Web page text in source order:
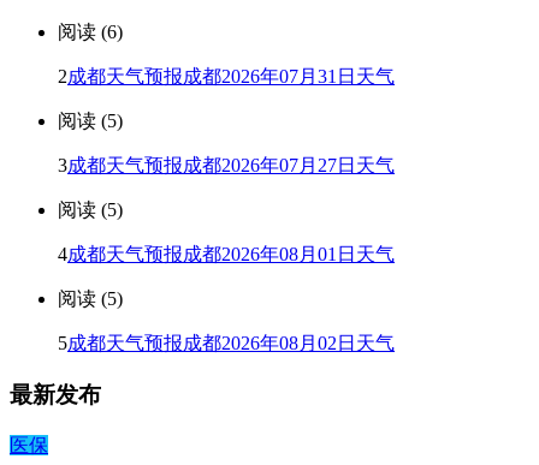
阅读 (6)
2成都天气预报成都2026年07月31日天气
阅读 (5)
3成都天气预报成都2026年07月27日天气
阅读 (5)
4成都天气预报成都2026年08月01日天气
阅读 (5)
5成都天气预报成都2026年08月02日天气
最新发布
医保